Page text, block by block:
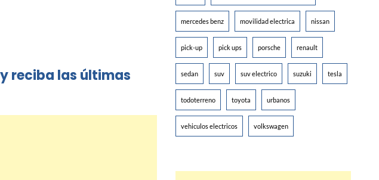
y reciba las últimas
mercedes benz movilidad electrica nissan
pick-up pick ups porsche renault
sedan suv suv electrico suzuki tesla
todoterreno toyota urbanos
vehiculos electricos volkswagen